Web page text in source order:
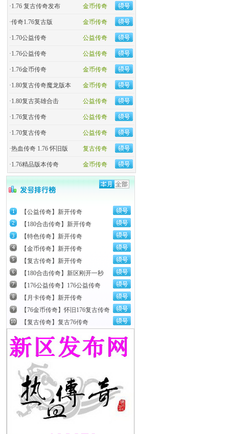
金币传奇
·1.76 复古传奇发布
金币传奇
·传奇1.76复古版
公益传奇
·1.70公益传奇
公益传奇
·1.76公益传奇
金币传奇
·1.76金币传奇
金币传奇
·1.80复古传奇魔龙版本
公益传奇
·1.80复古英雄合击
公益传奇
·1.76复古传奇
公益传奇
·1.70复古传奇
复古传奇
·热血传奇 1.76 怀旧版
金币传奇
·1.76精品版本传奇
【公益传奇】新开传奇
【180合击传奇】新开传奇
【特色传奇】新开传奇
【金币传奇】新开传奇
【复古传奇】新开传奇
【180合击传奇】新区刚开一秒
【176公益传奇】176公益传奇
【月卡传奇】新开传奇
【76金币传奇】怀旧176复古传奇
【复古传奇】复古76传奇